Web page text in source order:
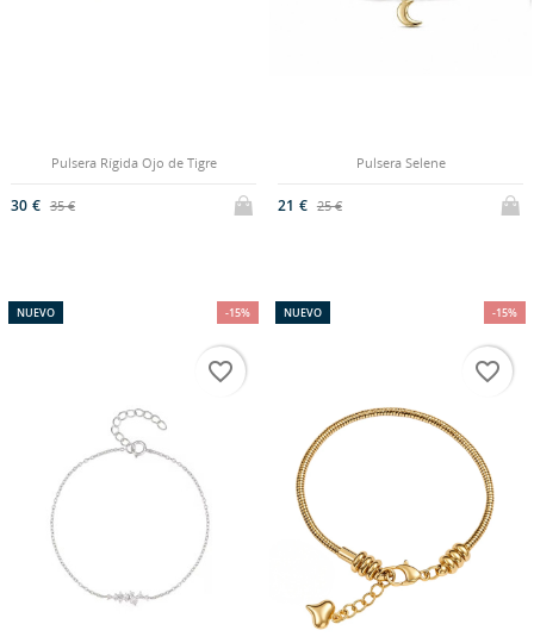
Pulsera Rígida Ojo de Tigre
30 € 35 €
Pulsera Selene
21 € 25 €
-15%
NUEVO
favorite_border
-15%
NUEVO
favorite_border